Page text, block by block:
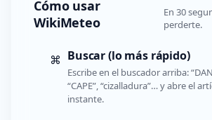
Cómo usar
WikiMeteo
En 30
perderte.
⌘ Buscar (lo más rápido)
Escribe en el buscador arriba:
“CAPE”, “cizalladura”… y abre el
instante.